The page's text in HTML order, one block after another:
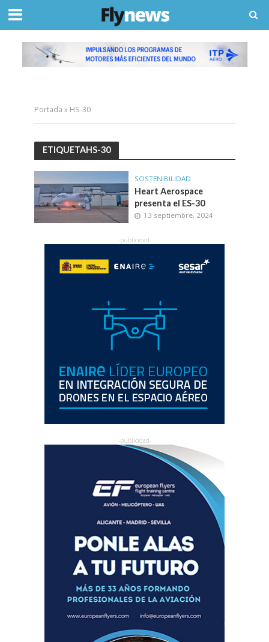
Portada » HS-30
ETIQUETAHS-30
SOSTENIBILIDAD
Heart Aerospace
presenta el ES-30
13 septiembre, 2024